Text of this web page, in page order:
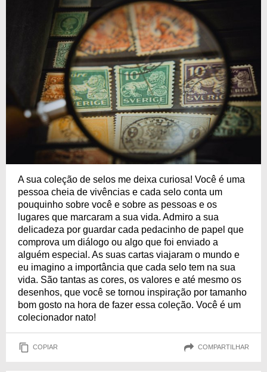
A sua coleção de selos me deixa curiosa! Você é uma
pessoa cheia de vivências e cada selo conta um
pouquinho sobre você e sobre as pessoas e os
lugares que marcaram a sua vida. Admiro a sua
delicadeza por guardar cada pedacinho de papel que
comprova um diálogo ou algo que foi enviado a
alguém especial. As suas cartas viajaram o mundo e
eu imagino a importância que cada selo tem na sua
vida. São tantas as cores, os valores e até mesmo os
desenhos, que você se tornou inspiração por tamanho
bom gosto na hora de fazer essa coleção. Você é um
colecionador nato!
COPIAR COMPARTILHAR